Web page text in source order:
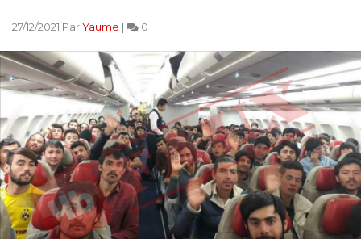
27/12/2021 ParYaume | 0